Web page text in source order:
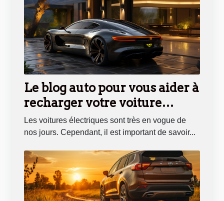
Le blog auto pour vous aider à
recharger votre voiture
électrique
Les voitures électriques sont très en vogue de
nos jours. Cependant, il est important de savoir...